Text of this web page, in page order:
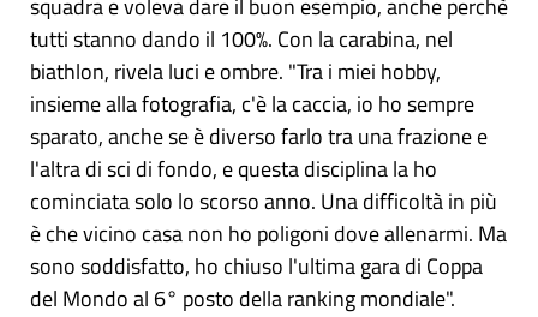
squadra e voleva dare il buon esempio, anche perchè
tutti stanno dando il 100%. Con la carabina, nel
biathlon, rivela luci e ombre. "Tra i miei hobby,
insieme alla fotografia, c'è la caccia, io ho sempre
sparato, anche se è diverso farlo tra una frazione e
l'altra di sci di fondo, e questa disciplina la ho
cominciata solo lo scorso anno. Una difficoltà in più
è che vicino casa non ho poligoni dove allenarmi. Ma
sono soddisfatto, ho chiuso l'ultima gara di Coppa
del Mondo al 6° posto della ranking mondiale".